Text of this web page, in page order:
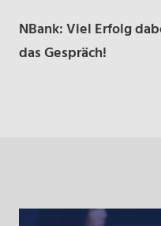
NBank: Viel Erfolg
das Gespräch!